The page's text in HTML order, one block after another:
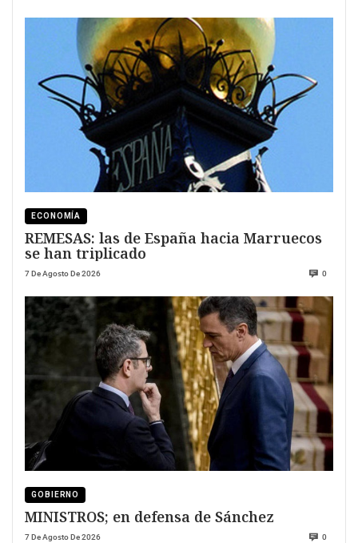
ECONOMÍA
REMESAS: las de España hacia Marruecos
se han triplicado
7 De Agosto De 2026 0
GOBIERNO
MINISTROS; en defensa de Sánchez
7 De Agosto De 2026 0